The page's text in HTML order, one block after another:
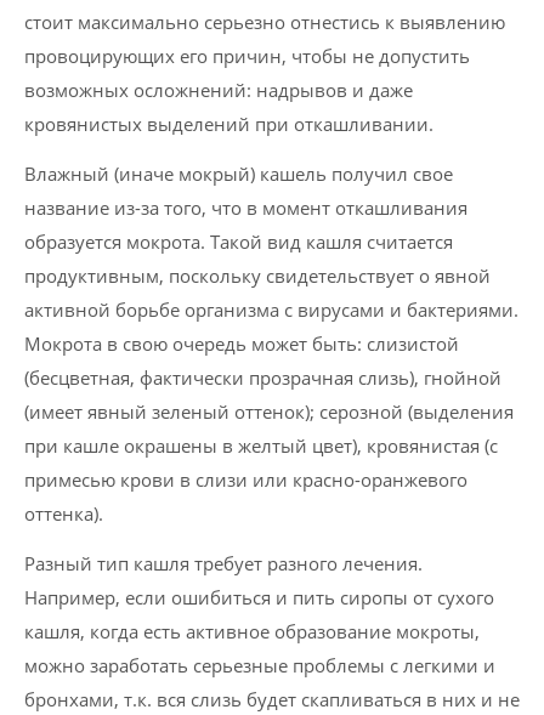
стоит максимально серьезно отнестись к выявлению
провоцирующих его причин, чтобы не допустить
возможных осложнений: надрывов и даже
кровянистых выделений при откашливании.
Влажный (иначе мокрый) кашель получил свое
название из-за того, что в момент откашливания
образуется мокрота. Такой вид кашля считается
продуктивным, поскольку свидетельствует о явной
активной борьбе организма с вирусами и бактериями.
Мокрота в свою очередь может быть: слизистой
(бесцветная, фактически прозрачная слизь), гнойной
(имеет явный зеленый оттенок); серозной (выделения
при кашле окрашены в желтый цвет), кровянистая (с
примесью крови в слизи или красно-оранжевого
оттенка).
Разный тип кашля требует разного лечения.
Например, если ошибиться и пить сиропы от сухого
кашля, когда есть активное образование мокроты,
можно заработать серьезные проблемы с легкими и
бронхами, т.к. вся слизь будет скапливаться в них и не